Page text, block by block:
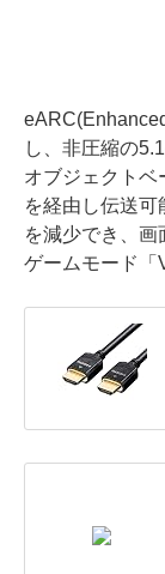
し、非圧縮の
オブジェクト
を経由し伝送
を減少でき、
ゲームモード「